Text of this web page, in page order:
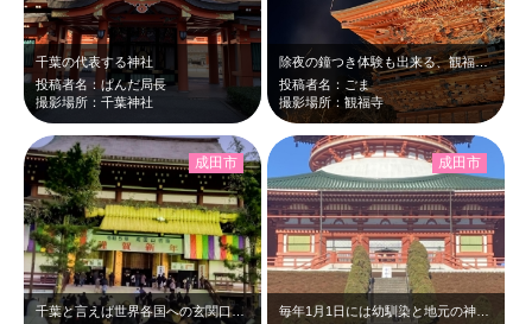
千葉の代表する神社
投稿者名：ぱんだ局長
撮影場所：千葉神社
除夜の鐘つき体験も出来る、観福寺の鐘撞き堂の写真。 星も綺麗な夜でした。
投稿者名：ごま
撮影場所：観福寺
千葉と言えば世界各国への玄関口の成田。成田と言えば成田山新勝寺。大変な時代。元…
成田市
毎年1月1日には幼馴染と地元の神社に初詣に行っていましたが、今年はプチ旅行も兼…
成田市